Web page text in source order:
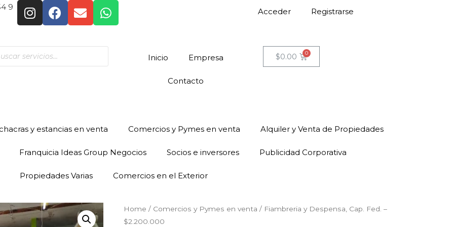
9 Acceder Registrarse
Inicio Empresa
Contacto
$0.00
y estancias en venta Comercios y Pymes en venta Alquiler y Venta de Propiedades
Franquicia Ideas Group Negocios Socios e inversores Publicidad Corporativa
Propiedades Varias Comercios en el Exterior
Home / Comercios y Pymes en venta / Fiambreria y Despensa, Cap. Fed. –
$2.200.000